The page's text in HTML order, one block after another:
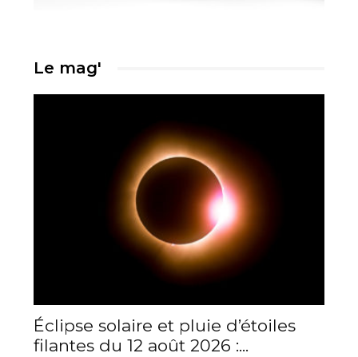
Le mag'
Éclipse solaire et pluie d’étoiles
filantes du 12 août 2026 :...